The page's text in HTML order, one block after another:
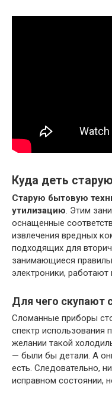
Куда деть
Старую бытовую
утилизацию. Этим
оснащенные
извлечения вредных
подходящих для
занимающиеся
электроники, работают
Для чего скупают
Сломанные приборы
спектр использования
желании такой
— были бы детали. А
есть. Следовательно,
исправном состоянии,